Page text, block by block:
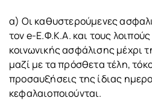
α) Οι καθυστερούμενες
τον e-Ε.Φ.Κ.Α. και τους
κοινωνικής ασφάλισης μέχρι
μαζί με τα πρόσθετα τέλη,
προσαυξήσεις της ίδιας
κεφαλαιοποιούνται.